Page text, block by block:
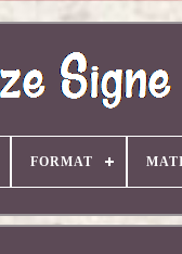
FORMAT